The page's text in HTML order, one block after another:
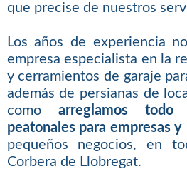
que precise de nuestros
Los años de experiencia
empresa especialista en la
y cerramientos de garaje
además de persianas de
como arreglamos
peatonales para empresas y
pequeños negocios, en
Corbera de Llobregat.